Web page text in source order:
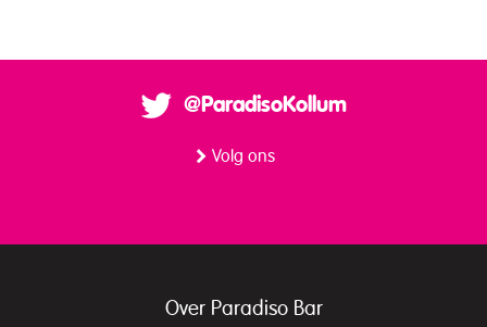
@ParadisoKollum
Volg ons
Over Paradiso Bar